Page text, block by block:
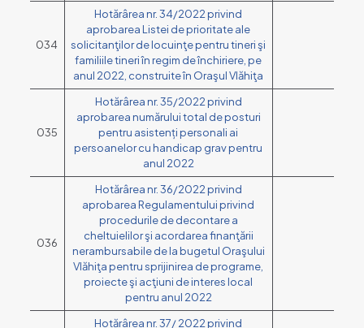
034
Hotărârea nr. 34/2022 privind
aprobarea Listei de prioritate ale
solicitanţilor de locuinţe pentru tineri şi
familiile tineri în regim de închiriere, pe
anul 2022, construite în Oraşul Vlăhiţa
035
Hotărârea nr. 35/2022 privind
aprobarea numărului total de posturi
pentru asistenți personali ai
persoanelor cu handicap grav pentru
anul 2022
036
Hotărârea nr. 36/2022 privind
aprobarea Regulamentului privind
procedurile de decontare a
cheltuielilor şi acordarea finanţării
nerambursabile de la bugetul Oraşului
Vlăhiţa pentru sprijinirea de programe,
proiecte şi acţiuni de interes local
pentru anul 2022
Hotărârea nr. 37/ 2022 privind